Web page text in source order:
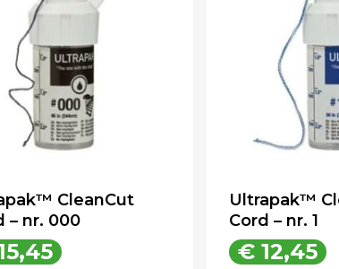
CleanCut
– nr. 000
€
Ultrapak™
Cord – nr. 1
€12,45 €